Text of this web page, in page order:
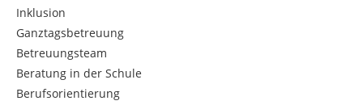
Inklusion
Ganztagsbetreuung
Betreuungsteam
Beratung in der Schule
Berufsorientierung